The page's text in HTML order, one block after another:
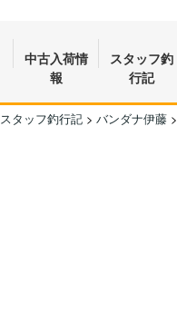
中古入荷情
報
スタッフ釣
行記
スタッフ釣行記 > バンダナ伊藤 >